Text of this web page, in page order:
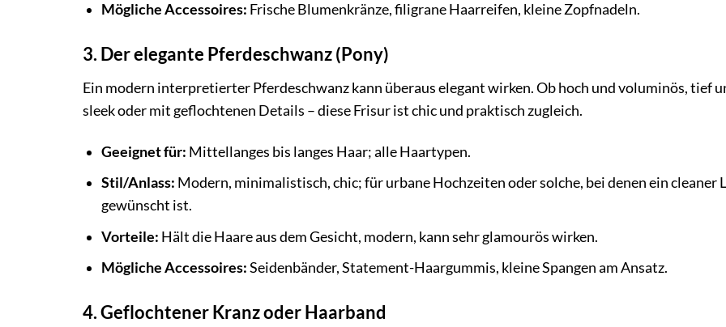
Mögliche Accessoires: Frische Blumenkränze, filigrane Haarreifen, kleine Zopfnadeln.
3. Der elegante Pferdeschwanz (Pony)
Ein modern interpretierter Pferdeschwanz kann überaus elegant wirken. Ob hoch und voluminös, tief
sleek oder mit geflochtenen Details – diese Frisur ist chic und praktisch zugleich.
Geeignet für: Mittellanges bis langes Haar; alle Haartypen.
Stil/Anlass: Modern, minimalistisch, chic; für urbane Hochzeiten oder solche, bei denen ein cleaner
gewünscht ist.
Vorteile: Hält die Haare aus dem Gesicht, modern, kann sehr glamourös wirken.
Mögliche Accessoires:Seidenbänder, Statement-Haargummis, kleine Spangen am Ansatz.
4. Geflochtener Kranz oder Haarband